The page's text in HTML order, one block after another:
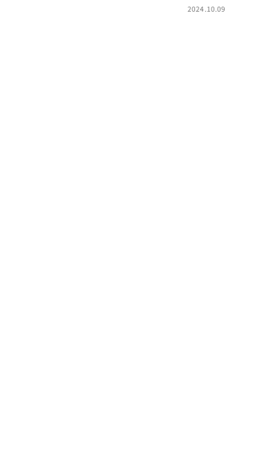
2024.10.09